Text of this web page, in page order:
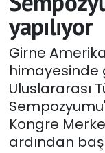
yapılıyor
Girne
himayesinde
Uluslararası
Kongre
ardından
GEZİ
Güncel
Gündem
KKTC